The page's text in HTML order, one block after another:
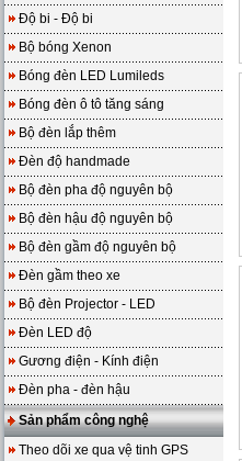
Độ bi - Độ bi
Bộ bóng Xenon
Bóng đèn LED Lumileds
Bóng đèn ô tô tăng sáng
Bộ đèn lắp thêm
Đèn độ handmade
Bộ đèn pha độ nguyên bộ
Bộ đèn hậu độ nguyên bộ
Bộ đèn gầm độ nguyên bộ
Đèn gầm theo xe
Bộ đèn Projector - LED
Đèn LED độ
Gương điện - Kính điện
Đèn pha - đèn hậu
Sản phẩm công nghệ
Theo dõi xe qua vệ tinh GPS